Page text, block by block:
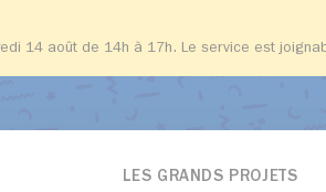
14 août de 14h à 17h. Le service est
LES GRANDS PROJETS